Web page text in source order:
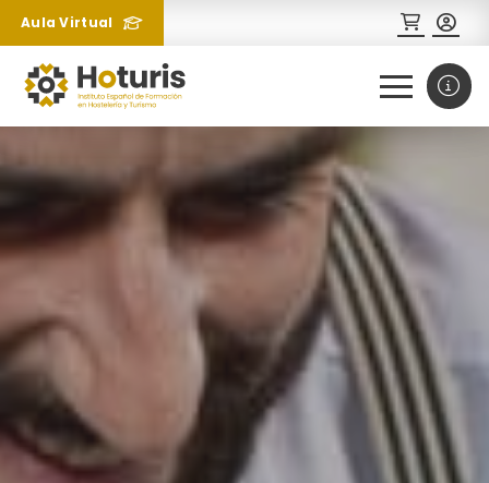
Aula Virtual
¿Necesitas más información
sobre un curso?